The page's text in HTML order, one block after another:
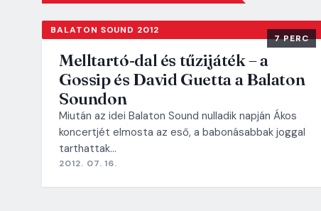
BALATON SOUND 2012
7 PERC
Melltartó-dal és tűzijáték – a
Gossip és David Guetta a Balaton
Soundon
Miután az idei Balaton Sound nulladik napján Ákos
koncertjét elmosta az eső, a babonásabbak joggal
tarthattak…
2012. 07. 16.